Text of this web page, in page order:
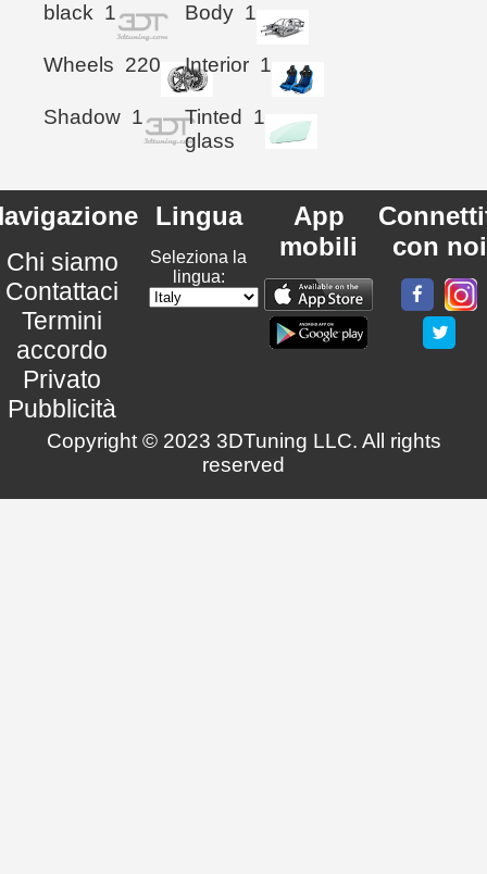
black 1 Body 1
Wheels 220 Interior 1
Shadow 1
Tinted
glass
1
Chi siamo
Contattaci
Termini
accordo
Privato
Pubblicità
Lingua
Seleziona la
lingua:
App
mobili
con noi
Copyright © 2023 3DTuning LLC. All rights
reserved